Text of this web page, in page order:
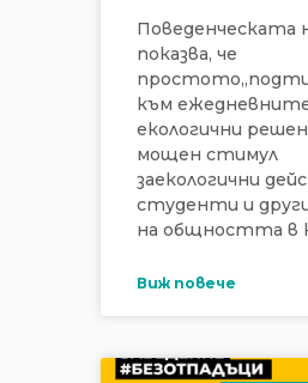
Поведенческата
показва, че
към
екологични
мощен стимул
заекологични
студенти и
на общността в
Виж повече